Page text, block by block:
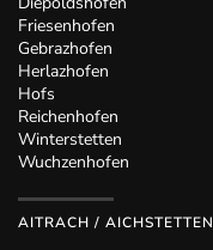
Friesenhofen
Gebrazhofen
Herlazhofen
Hofs
Reichenhofen
Winterstetten
Wuchzenhofen
AITRACH / AICHSTETTEN